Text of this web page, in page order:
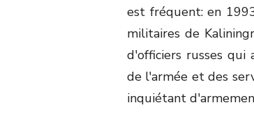
est fréquent: en
militaires de
d'officiers russes qui
de l'armée et des
inquiétant